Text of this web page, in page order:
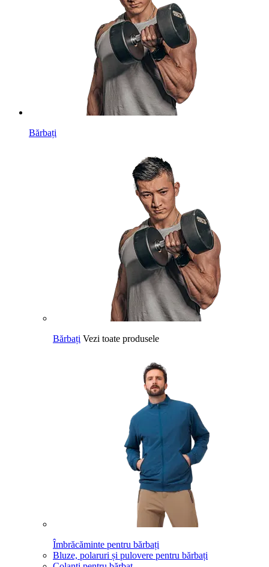
Bărbați
Bărbați Vezi toate produsele
Îmbrăcăminte pentru bărbați
Bluze, polaruri și pulovere pentru bărbați